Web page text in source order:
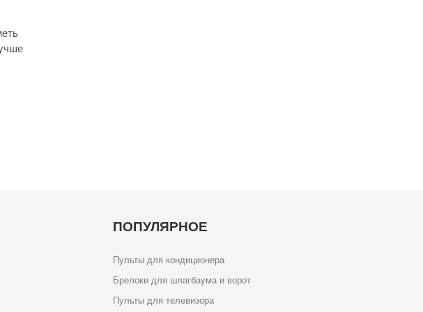
ПОПУЛЯРНОЕ
Пульты для кондиционера
Брелоки для шлагбаума и ворот
Пульты для телевизора